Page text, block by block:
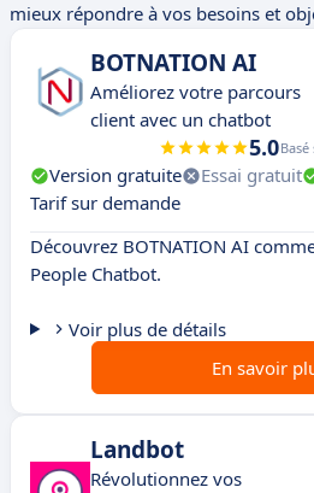
mieux répondre à vos besoins et
BOTNATION AI
Améliorez votre parcours
client avec un chatbot
5.0
Version gratuite Essai gratuit
Tarif sur demande
Découvrez BOTNATION AI
People Chatbot.
Voir plus de détails
En savoir
Landbot
Révolutionnez vos